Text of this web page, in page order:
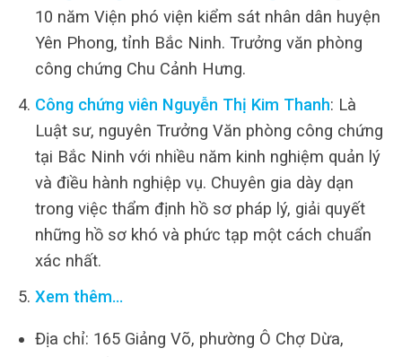
10 năm Viện phó viện kiểm sát nhân dân huyện
Yên Phong, tỉnh Bắc Ninh. Trưởng văn phòng
công chứng Chu Cảnh Hưng.
Công chứng viên Nguyễn Thị Kim Thanh: Là
Luật sư, nguyên Trưởng Văn phòng công chứng
tại Bắc Ninh với nhiều năm kinh nghiệm quản lý
và điều hành nghiệp vụ. Chuyên gia dày dạn
trong việc thẩm định hồ sơ pháp lý, giải quyết
những hồ sơ khó và phức tạp một cách chuẩn
xác nhất.
Xem thêm…
Địa chỉ: 165 Giảng Võ, phường Ô Chợ Dừa,